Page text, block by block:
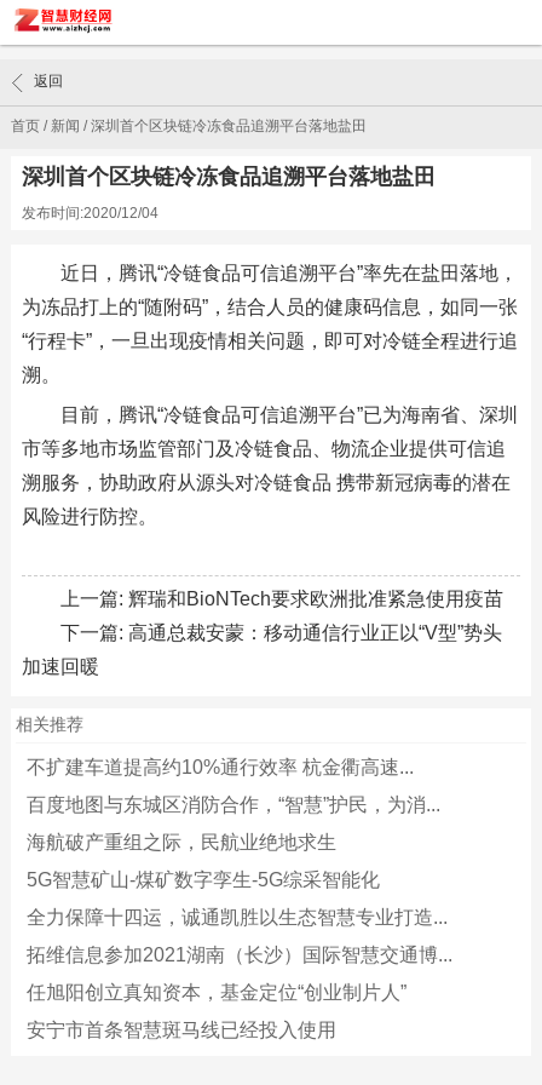
首页/ 新闻 /深圳首个区块链冷冻食品追溯平台落地盐田
返回
深圳首个区块链冷冻食品追溯平台落地盐田
发布时间:2020/12/04
近日，腾讯“冷链食品可信追溯平台”率先在盐田落地，
为冻品打上的“随附码”，结合人员的健康码信息，如同一张
“行程卡”，一旦出现疫情相关问题，即可对冷链全程进行追
溯。
目前，腾讯“冷链食品可信追溯平台”已为海南省、深圳
市等多地市场监管部门及冷链食品、物流企业提供可信追
溯服务，协助政府从源头对冷链食品 携带新冠病毒的潜在
风险进行防控。
上一篇: 辉瑞和BioNTech要求欧洲批准紧急使用疫苗
下一篇: 高通总裁安蒙：移动通信行业正以“V型”势头
加速回暖
相关推荐
不扩建车道提高约10%通行效率 杭金衢高速...
百度地图与东城区消防合作，“智慧”护民，为消...
海航破产重组之际，民航业绝地求生
5G智慧矿山-煤矿数字孪生-5G综采智能化
全力保障十四运，诚通凯胜以生态智慧专业打造...
拓维信息参加2021湖南（长沙）国际智慧交通博...
任旭阳创立真知资本，基金定位“创业制片人”
安宁市首条智慧斑马线已经投入使用